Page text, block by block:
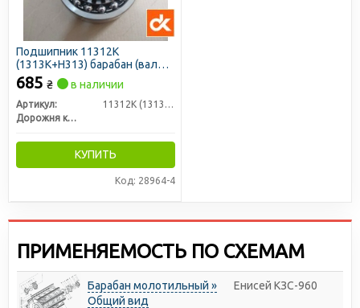
Подшипник 11312К
(1313К+Н313) барабан (вал
привода) Колос, Нива, КСК
<ДК>
685 ₴ в наличии
Артикул:
11312К (1313К+Н313)
Дорожня карта
КУПИТЬ
Код: 28964-4
ПРИМЕНЯЕМОСТЬ ПО СХЕМАМ
Барабан молотильный »
Общий вид
Енисей КЗС-960